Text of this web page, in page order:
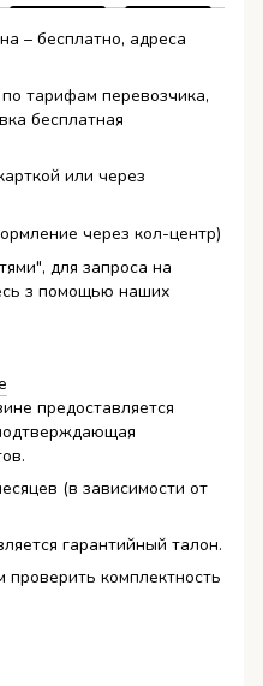
– бесплатно, адреса
тарифам перевозчика,
бесплатная
или через
через кол-центр)
для запроса на
з помощью наших
предоставляется
(в зависимости от
гарантийный талон.
комплектность